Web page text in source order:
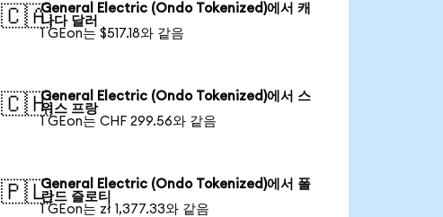
🇨🇦General Electric (Ondo Tokenized)에서 캐
나다 달러
1 GEon는 $517.18와 같음
🇨🇭General Electric (Ondo Tokenized)에서 스
위스 프랑
1 GEon는 CHF 299.56와 같음
🇵🇱General Electric (Ondo Tokenized)에서 폴
란드 즐로티
1 GEon는 zł 1,377.33와 같음